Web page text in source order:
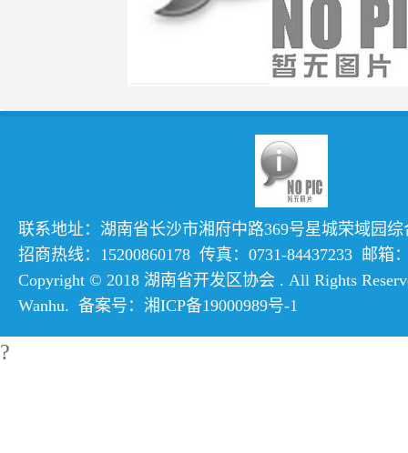
联系地址：湖南省长沙市湘府中路369号星城荣域园
招商热线：15200860178 传真：0731-84437233 邮箱
Copyright © 2018 湖南省开发区协会 . All Rights
Wanhu. 备案号： 湘ICP备19000989号-1
?